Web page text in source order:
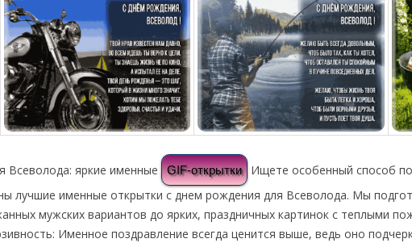
Всеволода: яркие именные GIF-открытки
Ищете особенный способ
лучшие именные открытки с днем рождения для Всеволода. Мы
мужских вариантов до ярких, праздничных картинок с теплыми
Именное поздравление всегда ценится выше, ведь оно